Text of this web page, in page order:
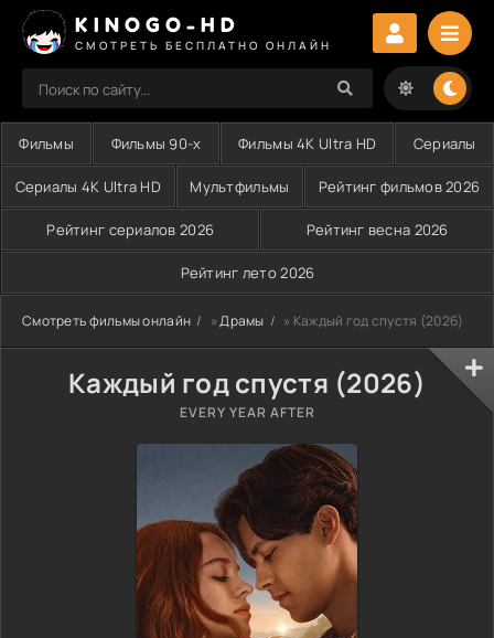
KINOGO-HD
СМОТРЕТЬ БЕСПЛАТНО ОНЛАЙН
Фильмы Фильмы 90-х Фильмы 4K Ultra HD Сериалы
Сериалы 4K Ultra HD Мультфильмы Рейтинг фильмов 2026
Рейтинг сериалов 2026 Рейтинг весна 2026
Рейтинг лето 2026
Смотреть фильмы онлайн »Драмы » Каждый год спустя (2026)
Каждый год спустя (2026)
EVERY YEAR AFTER